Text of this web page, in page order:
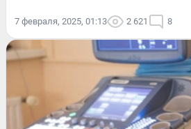
7 февраля, 2025, 01:13 2 621 8